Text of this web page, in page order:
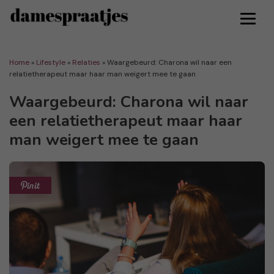
Home » Lifestyle » Relaties »Waargebeurd: Charona wil naar een
relatietherapeut maar haar man weigert mee te gaan
Waargebeurd: Charona wil naar
een relatietherapeut maar haar
man weigert mee te gaan